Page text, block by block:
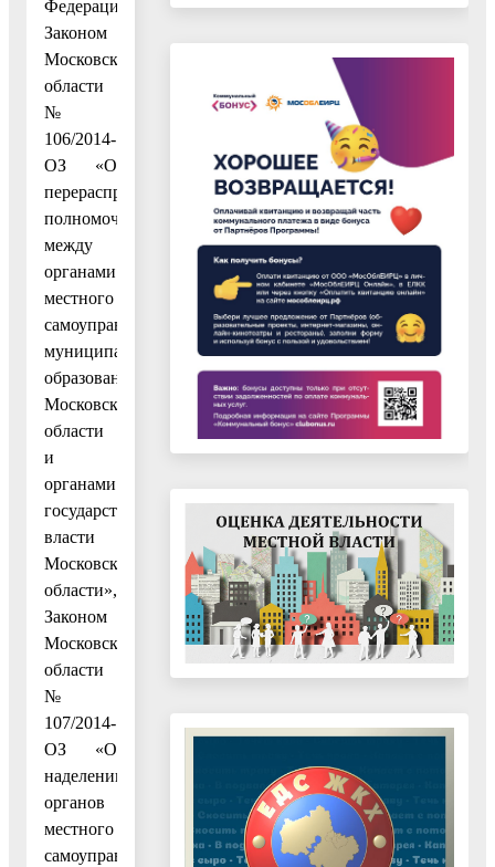
Федерации,
Законом
Московской
области
№
106/2014-
ОЗ «О
перераспределении
полномочий
между
органами
местного
самоуправления
муниципальных
образований
Московской
области
и
органами
государственной
власти
Московской
области»,
Законом
Московской
области
№
107/2014-
ОЗ «О
наделении
органов
местного
самоуправления